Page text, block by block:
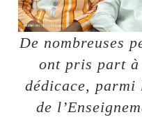
De nombreuses
ont pris part à
dédicace, parmi
de